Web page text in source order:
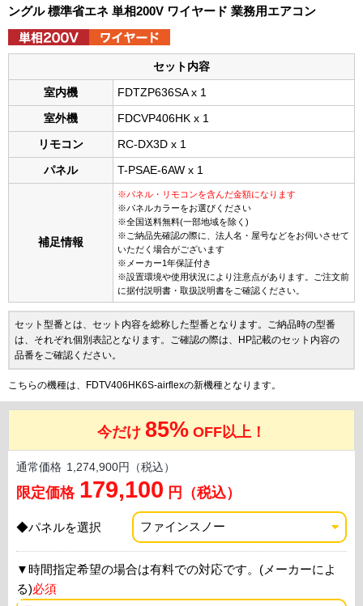
ングル 標準省エネ 単相200V ワイヤード 業務用エアコン
セット内容
室内機 FDTZP636SA x 1
室外機 FDCVP406HK x 1
リモコン RC-DX3D x 1
パネル T-PSAE-6AW x 1
補足情報
※パネル・リモコンを含んだ金額になります
※パネルカラーをお選びください
※全国送料無料(一部地域を除く)
※ご納品先確認の際に、法人名・屋号などをお伺いさせて
いただく場合がございます
※メーカー1年保証付き
※設置環境や使用状況により注意点があります。ご注文前
に据付説明書・取扱説明書をご確認ください。
セット型番とは、セット内容を総称した型番となります。ご納品時の型番
は、それぞれ個別表記となります。ご確認の際は、HP記載のセット内容の
品番をご確認ください。
こちらの機種は、FDTV406HK6S-airflexの新機種となります。
今だけ 85% OFF以上！
通常価格 1,274,900円（税込）
限定価格 179,100 円（税込）
◆パネルを選択
▼時間指定希望の場合は有料での対応です。(メーカーによ
る)必須